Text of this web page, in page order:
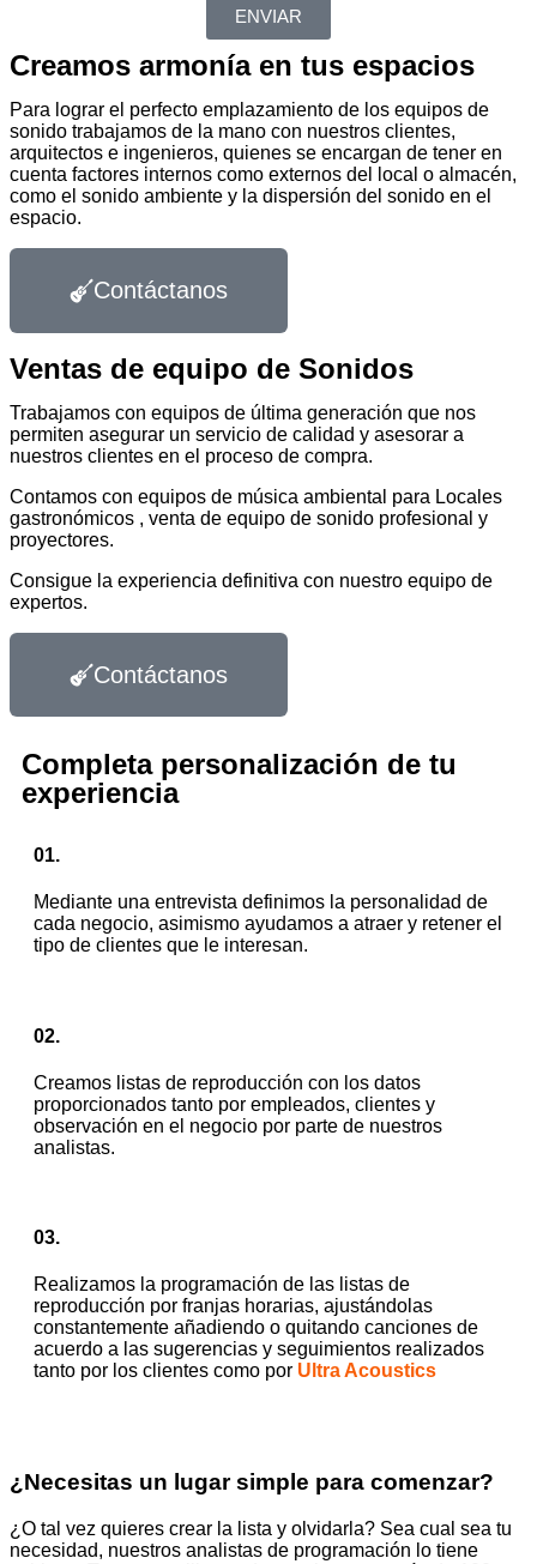
ENVIAR
Creamos armonía en tus espacios
Para lograr el perfecto emplazamiento de los equipos de
sonido trabajamos de la mano con nuestros clientes,
arquitectos e ingenieros, quienes se encargan de tener en
cuenta factores internos como externos del local o almacén,
como el sonido ambiente y la dispersión del sonido en el
espacio.
Contáctanos
Contáctanos
Ventas de equipo de Sonidos
Trabajamos con equipos de última generación que nos
permiten asegurar un servicio de calidad y asesorar a
nuestros clientes en el proceso de compra.
Contamos con equipos de música ambiental para Locales
gastronómicos , venta de equipo de sonido profesional y
proyectores.
Consigue la experiencia definitiva con nuestro equipo de
expertos.
Completa personalización de tu
experiencia
01.
Mediante una entrevista definimos la personalidad de
cada negocio, asimismo ayudamos a atraer y retener el
tipo de clientes que le interesan.
02.
Creamos listas de reproducción con los datos
proporcionados tanto por empleados, clientes y
observación en el negocio por parte de nuestros
analistas.
03.
Realizamos la programación de las listas de
reproducción por franjas horarias, ajustándolas
constantemente añadiendo o quitando canciones de
acuerdo a las sugerencias y seguimientos realizados
tanto por los clientes como por Ultra Acoustics
¿Necesitas un lugar simple para comenzar?
¿O tal vez quieres crear la lista y olvidarla? Sea cual sea tu
necesidad, nuestros analistas de programación lo tiene